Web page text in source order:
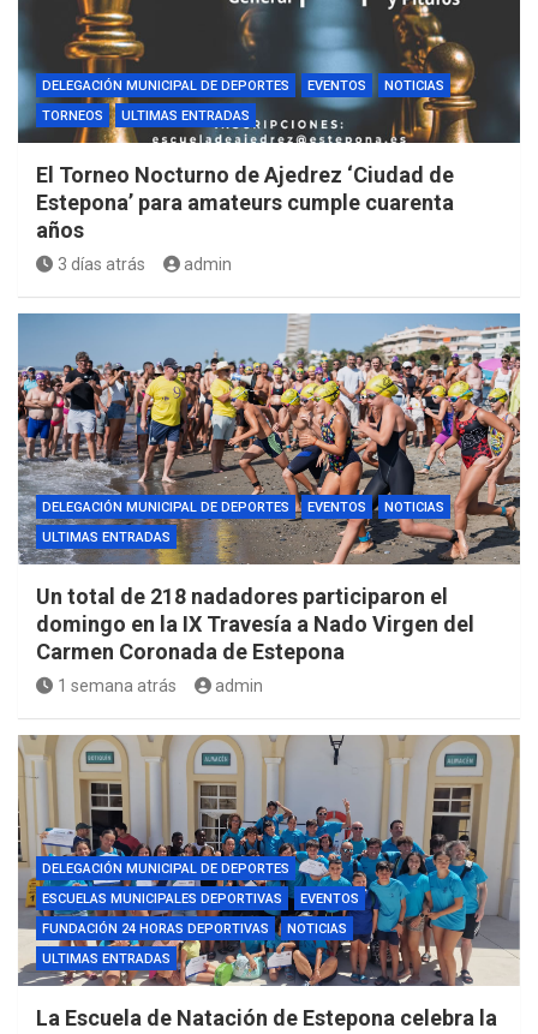
DELEGACIÓN MUNICIPAL DE DEPORTES EVENTOS
NOTICIAS
TORNEOS
ULTIMAS ENTRADAS
El Torneo Nocturno de Ajedrez ‘Ciudad de
Estepona’ para amateurs cumple cuarenta
años
3 días atrás admin
DELEGACIÓN MUNICIPAL DE DEPORTES EVENTOS
NOTICIAS
ULTIMAS ENTRADAS
Un total de 218 nadadores participaron el
domingo en la IX Travesía a Nado Virgen del
Carmen Coronada de Estepona
1 semana atrás admin
DELEGACIÓN MUNICIPAL DE DEPORTES
ESCUELAS MUNICIPALES DEPORTIVAS
EVENTOS
FUNDACIÓN 24 HORAS DEPORTIVAS
NOTICIAS
ULTIMAS ENTRADAS
La Escuela de Natación de Estepona celebra la